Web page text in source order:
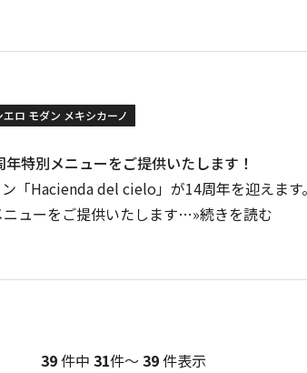
ロ モダン メキシカーノ
特別メニューをご提供いたします！
「Hacienda del cielo」が14周年を迎えま
ューをご提供いたします…»続きを読む
39件中 31件～ 39件表示